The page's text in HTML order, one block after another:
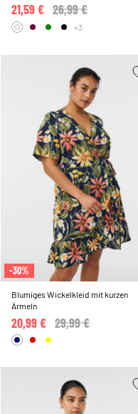
Price reduced from
26,99 €
21,59 €
+3
-30%
Blumiges Wickelkleid mit kurzen
Ärmeln
Price reduced from
29,99 €
20,99 €